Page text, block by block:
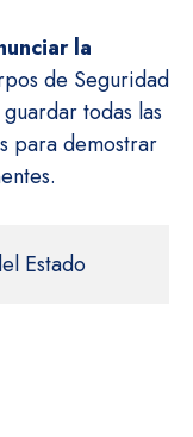
la
de Seguridad
todas las
para demostrar
Estado